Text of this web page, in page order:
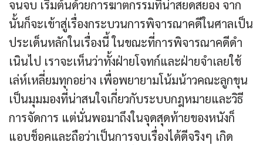
จนจบ เริ่มต้นด้วยการฆาตกรรมที่น่าสยดสยอง จาก
นั้นก็จะเข้าสู่เรื่องกระบวนการพิจารณาคดีในศาลเป็น
ประเด็นหลักในเรื่องนี้ ในขณะที่การพิจารณาคดีดำ
เนินไป เราจะเห็นว่าทั้งฝ่ายโจทก์และฝ่ายจำเลยใช้
เล่ห์เหลี่ยมทุกอย่าง เพื่อพยายามโน้มน้าวคณะลูกขุน
เป็นมุมมองที่น่าสนใจเกี่ยวกับระบบกฎหมายและวิธี
การจัดการ แต่นั่นพอมาถึงในจุดสุดท้ายของหนังก็
แอบช็อคและถือว่าเป็นการจบเรื่องได้ดีจริงๆ เกิด